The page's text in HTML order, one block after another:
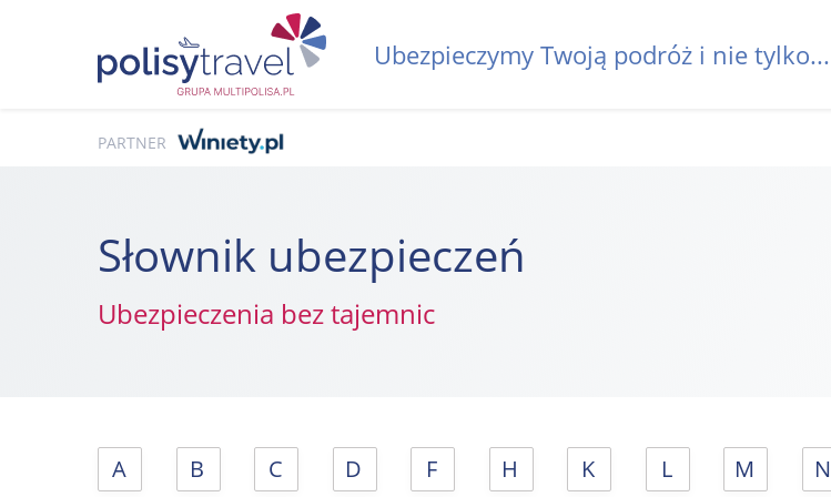
Ubezpieczymy Twoją podróż i nie tylko...
PARTNER
Słownik ubezpieczeń
Ubezpieczenia bez tajemnic
A B C D F H K L M N